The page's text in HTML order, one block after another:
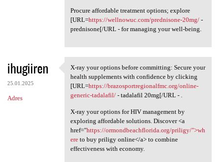
Procure affordable treatment options; explore
[URL=https://wellnowuc.com/prednisone-20mg/-
prednisone[/URL - for managing your well-being.
ihugiiren
25.01.2025
Adres
X-ray your options before
X-ray your options before committing: Secure your
health supplements with confidence by clicking
[URL=https://brazosportregionalfmc.org/online-
generic-tadalafil/- tadalafil 20mg[/URL - .
X-ray your options for HIV management by
exploring affordable solutions. Discover <a
href="https://ormondbeachflorida.org/priligy/">wh
ereto buy priligy online</a> to combine
effectiveness with economy.